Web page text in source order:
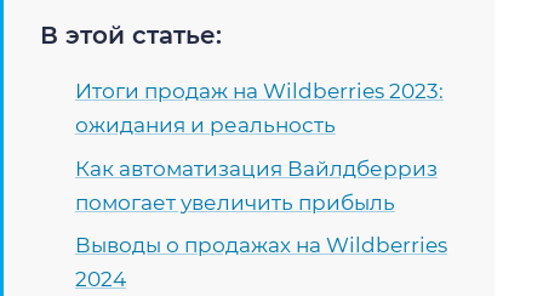
В этой статье:
Итоги продаж на Wildberries 2023:
ожидания и реальность
Как автоматизация Вайлдберриз
помогает увеличить прибыль
Выводы о продажах на Wildberries
2024